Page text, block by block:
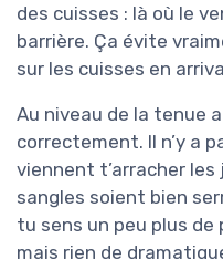
des cuisses : là où le
barrière. Ça évite
sur les cuisses en
Au niveau de la tenue
correctement. Il n’y a
viennent t’arracher
sangles soient bien
tu sens un peu plus de
mais rien de